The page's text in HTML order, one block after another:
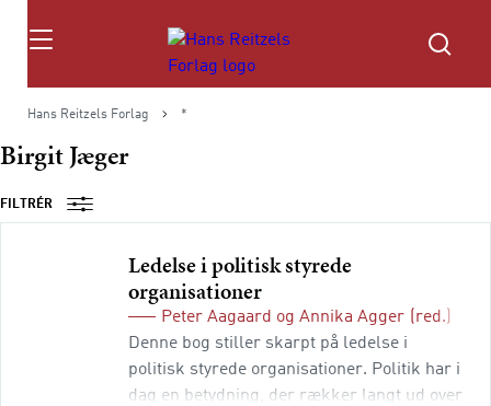
Søg
Hans Reitzels Forlag *
Birgit Jæger
FILTRÉR
Ledelse i politisk styrede
organisationer
Peter Aagaard og Annika Agger
(red.)
Denne bog stiller skarpt på ledelse i
politisk styrede organisationer. Politik har i
dag en betydning, der rækker langt ud over